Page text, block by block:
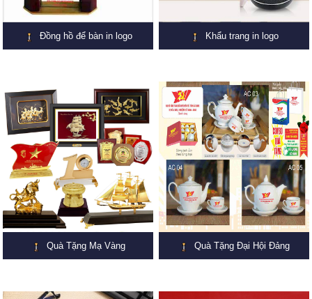
Đồng hồ để bàn in logo Khẩu trang in logo
Quà Tặng Mạ Vàng Quà Tặng Đại Hội Đảng